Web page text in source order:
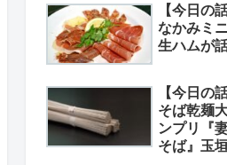
【今日の
なかみミ
生ハムが
【今日の
そば乾麺
ンプリ『
そば』玉